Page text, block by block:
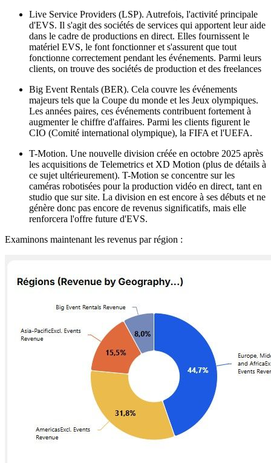
Live Service Providers (LSP). Autrefois, l'activité principale
d'EVS. Il s'agit des sociétés de services qui apportent leur aide
dans le cadre de productions en direct. Elles fournissent le
matériel EVS, le font fonctionner et s'assurent que tout
fonctionne correctement pendant les événements. Parmi leurs
clients, on trouve des sociétés de production et des freelances
Big Event Rentals (BER). Cela couvre les événements
majeurs tels que la Coupe du monde et les Jeux olympiques.
Les années paires, ces événements contribuent fortement à
augmenter le chiffre d'affaires. Parmi les clients figurent le
CIO (Comité international olympique), la FIFA et l'UEFA.
T-Motion. Une nouvelle division créée en octobre 2025 après
les acquisitions de Telemetrics et XD Motion (plus de détails à
ce sujet ultérieurement). T-Motion se concentre sur les
caméras robotisées pour la production vidéo en direct, tant en
studio que sur site. La division en est encore à ses débuts et ne
génère donc pas encore de revenus significatifs, mais elle
renforcera l'offre future d'EVS.
Examinons maintenant les revenus par région :